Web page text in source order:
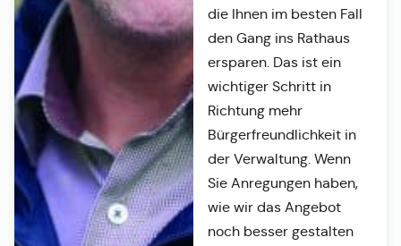
die Ihnen im besten Fall
den Gang ins Rathaus
ersparen. Das ist ein
wichtiger Schritt in
Richtung mehr
Bürgerfreundlichkeit in
der Verwaltung. Wenn
Sie Anregungen haben,
wie wir das Angebot
noch besser gestalten